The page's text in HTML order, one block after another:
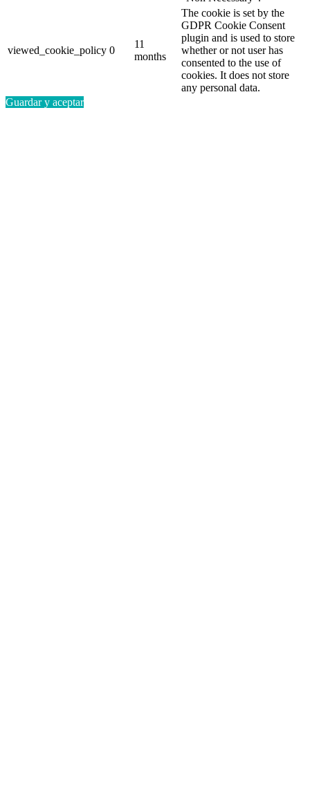
viewed_cookie_policy 0
11
months
The cookie is set by the
GDPR Cookie Consent
plugin and is used to store
whether or not user has
consented to the use of
cookies. It does not store
any personal data.
Guardar y aceptar